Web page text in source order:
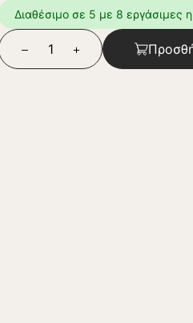
Διαθέσιμο σε 5 με 8 εργάσιμες